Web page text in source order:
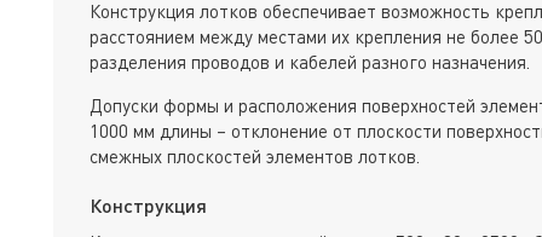
Конструкция лотков обеспечивает возможность
расстоянием между местами их крепления не более
разделения проводов и кабелей разного назначения.
Допуски формы и расположения поверхностей
1000 мм длины – отклонение от плоскости
смежных плоскостей элементов лотков.
Конструкция